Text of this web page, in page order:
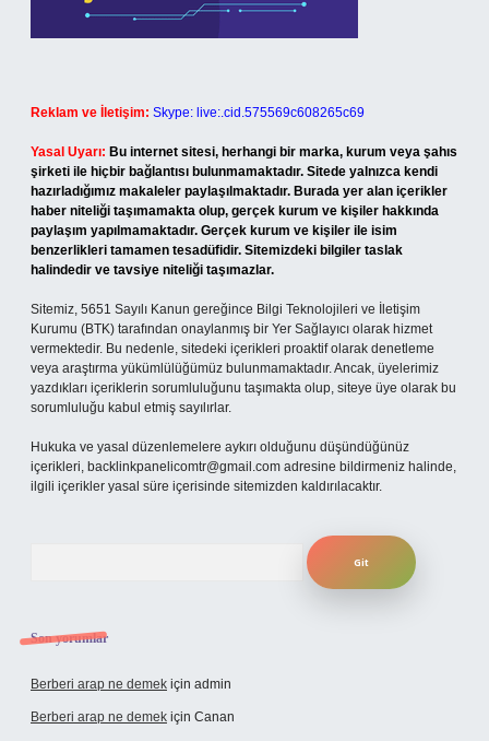
Reklam ve İletişim: Skype: live:.cid.575569c608265c69
Yasal Uyarı: Bu internet sitesi, herhangi bir marka, kurum veya şahıs
şirketi ile hiçbir bağlantısı bulunmamaktadır. Sitede yalnızca kendi
hazırladığımız makaleler paylaşılmaktadır. Burada yer alan içerikler
haber niteliği taşımamakta olup, gerçek kurum ve kişiler hakkında
paylaşım yapılmamaktadır. Gerçek kurum ve kişiler ile isim
benzerlikleri tamamen tesadüfidir. Sitemizdeki bilgiler taslak
halindedir ve tavsiye niteliği taşımazlar.
Sitemiz, 5651 Sayılı Kanun gereğince Bilgi Teknolojileri ve İletişim
Kurumu (BTK) tarafından onaylanmış bir Yer Sağlayıcı olarak hizmet
vermektedir. Bu nedenle, sitedeki içerikleri proaktif olarak denetleme
veya araştırma yükümlülüğümüz bulunmamaktadır. Ancak, üyelerimiz
yazdıkları içeriklerin sorumluluğunu taşımakta olup, siteye üye olarak bu
sorumluluğu kabul etmiş sayılırlar.
Hukuka ve yasal düzenlemelere aykırı olduğunu düşündüğünüz
içerikleri, backlinkpanelicomtr@gmail.com adresine bildirmeniz halinde,
ilgili içerikler yasal süre içerisinde sitemizden kaldırılacaktır.
Son yorumlar
Berberi arap ne demek için admin
Berberi arap ne demek için Canan